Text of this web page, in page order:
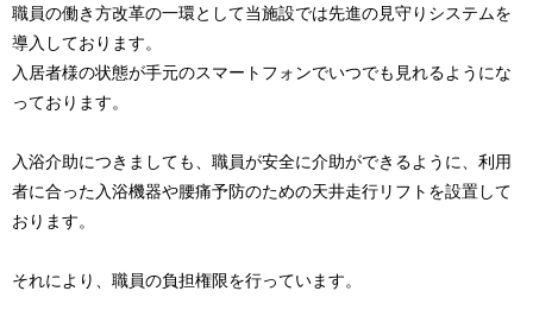
職員の働き方改革の一環として当施設では先進の見守りシステムを
導入しております。
入居者様の状態が手元のスマートフォンでいつでも見れるようにな
っております。
入浴介助につきましても、職員が安全に介助ができるように、利用
者に合った入浴機器や腰痛予防のための天井走行リフトを設置して
おります。
それにより、職員の負担権限を行っています。